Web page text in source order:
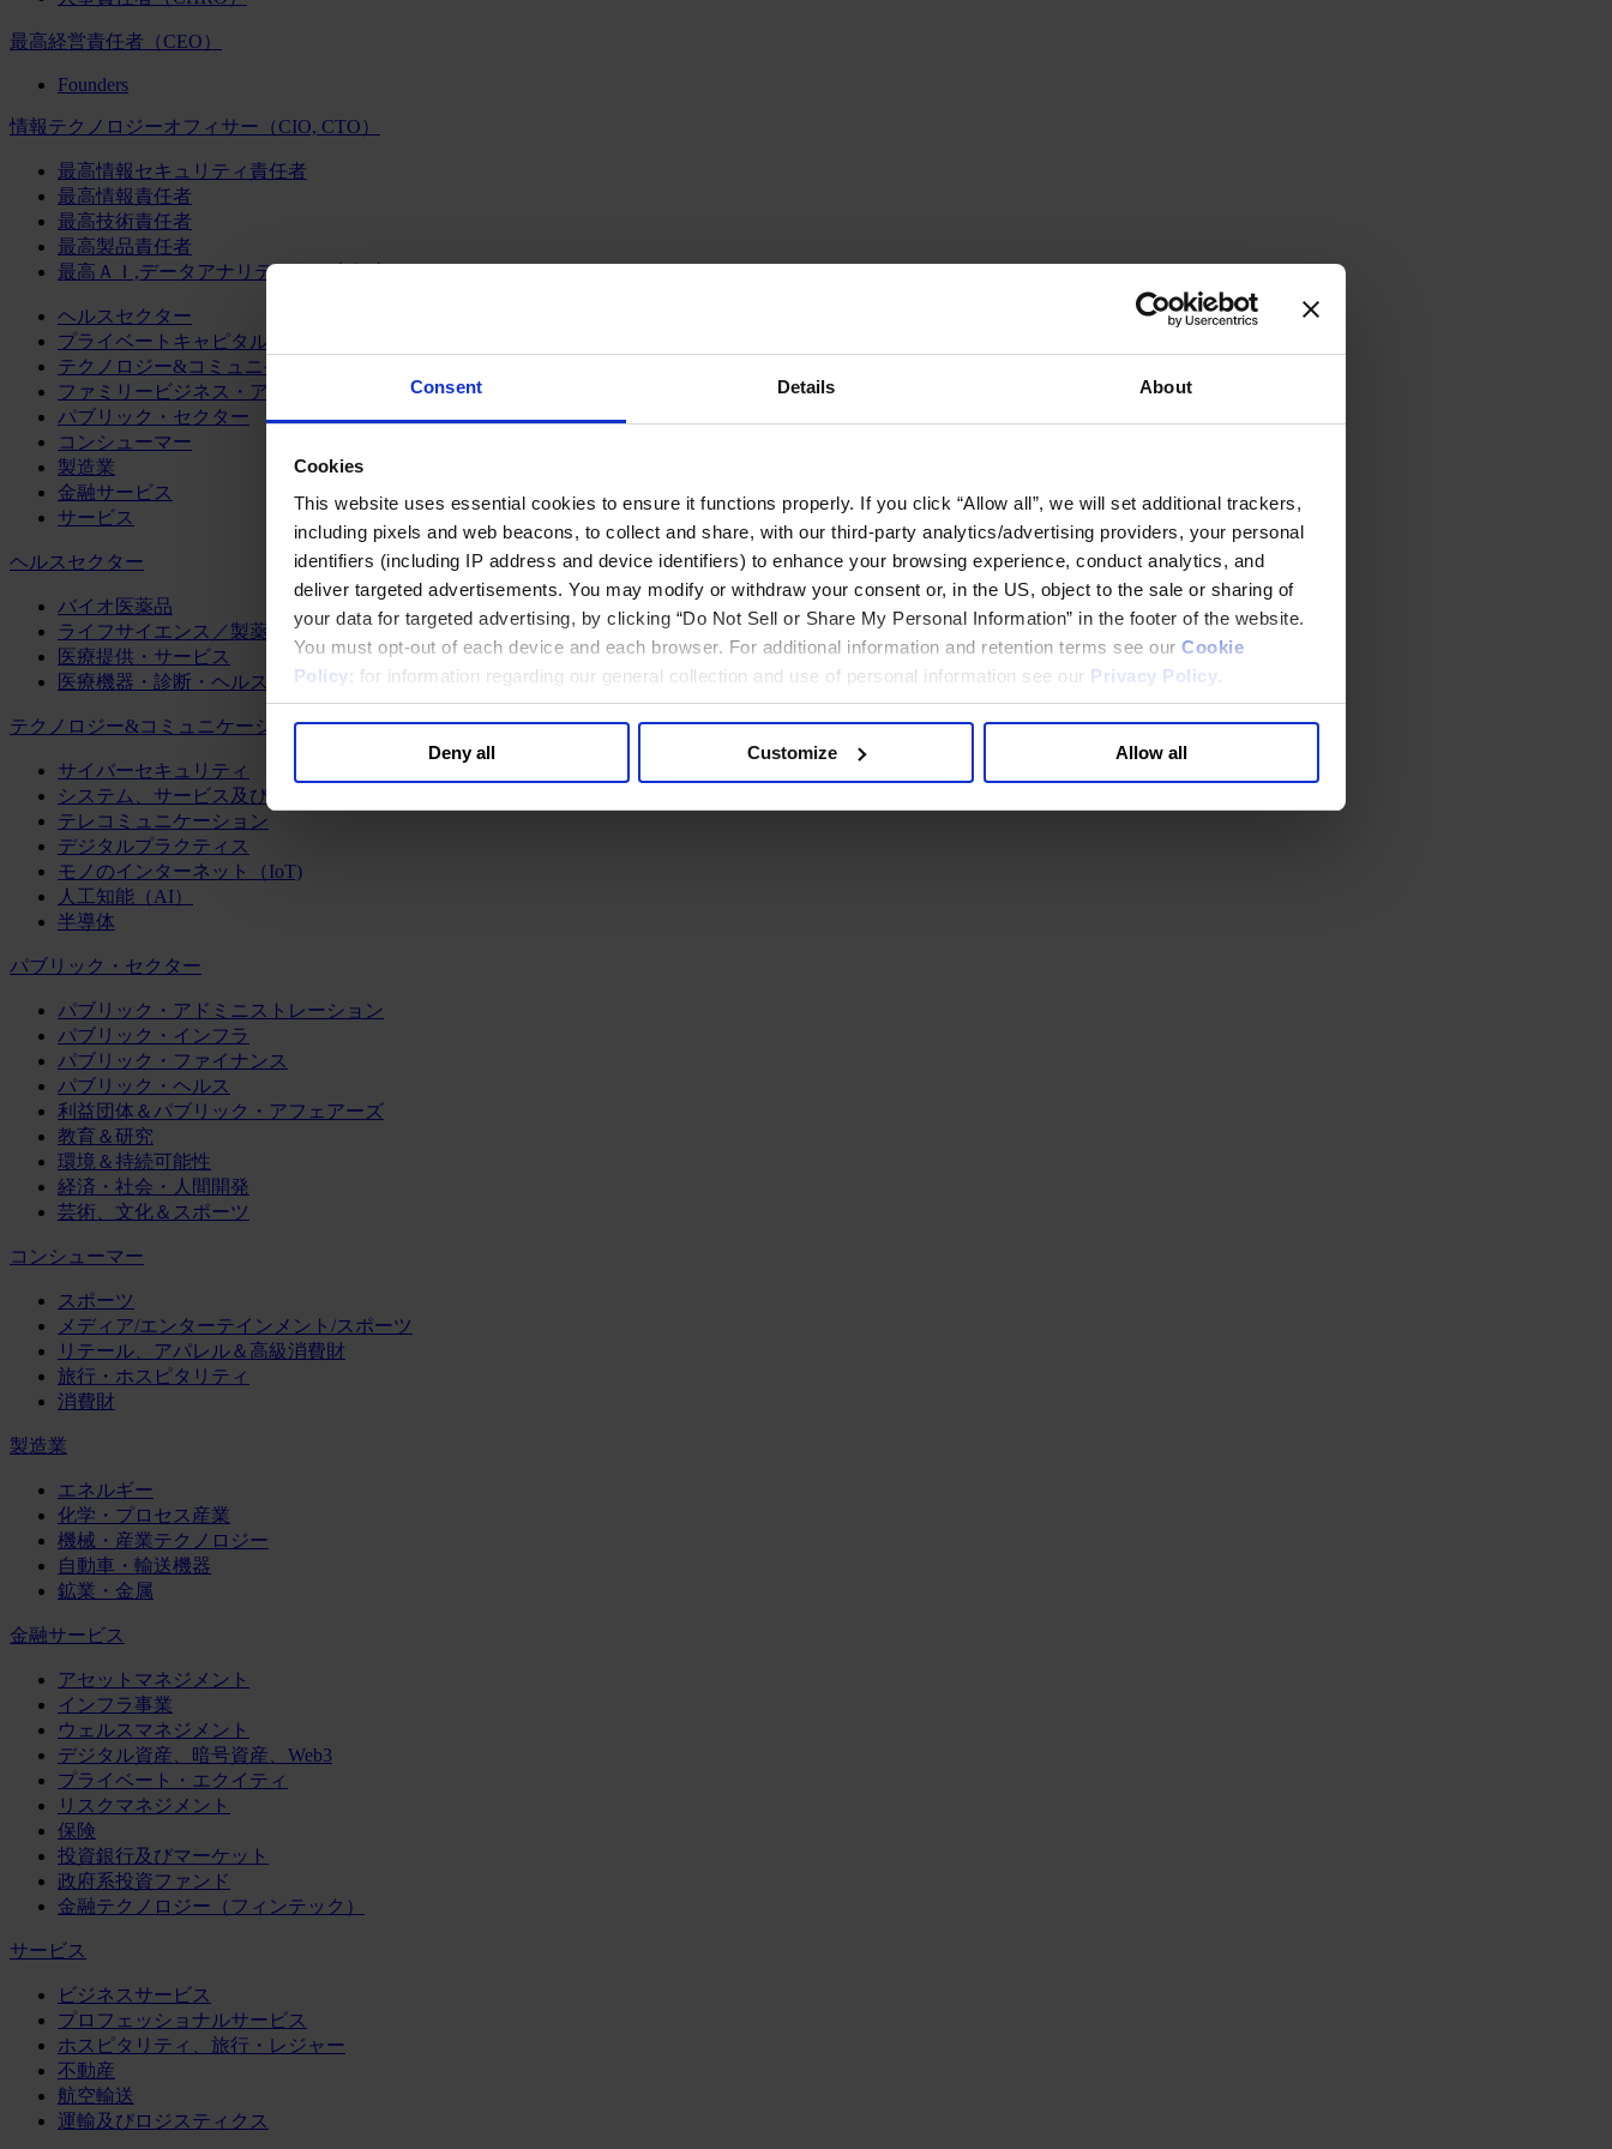
Consent Details About
Cookies
This website uses essential cookies to ensure it functions properly. If you click “Allow all”, we will set additional trackers,
including pixels and web beacons, to collect and share, with our third-party analytics/advertising providers, your personal
identifiers (including IP address and device identifiers) to enhance your browsing experience, conduct analytics, and
deliver targeted advertisements. You may modify or withdraw your consent or, in the US, object to the sale or sharing of
your data for targeted advertising, by clicking “Do Not Sell or Share My Personal Information” in the footer of the website.
You must opt-out of each device and each browser. For additional information and retention terms see our Cookie
Policy; for information regarding our general collection and use of personal information see our Privacy Policy
Deny all Customize Allow all
最高経営責任者（CEO）
Founders
情報テクノロジーオフィサー（CIO, CTO）
最高情報セキュリティ責任者
最高情報責任者
最高技術責任者
最高製品責任者
最高ＡＩ,データアナリティクス責任者
ヘルスセクター
プライベートキャピタル
テクノロジー&コミュニケーション
ファミリービジネス・アドバイザリー
パブリック・セクター
コンシューマー
製造業
金融サービス
サービス
ヘルスセクター
バイオ医薬品
ライフサイエンス／製薬
医療提供・サービス
医療機器・診断・ヘルスケアテクノロジー
テクノロジー&コミュニケーション
サイバーセキュリティ
システム、サービス及びソフトウェア
テレコミュニケーション
デジタルプラクティス
モノのインターネット（IoT)
人工知能（AI）
半導体
パブリック・セクター
パブリック・アドミニストレーション
パブリック・インフラ
パブリック・ファイナンス
パブリック・ヘルス
利益団体＆パブリック・アフェアーズ
教育＆研究
環境＆持続可能性
経済・社会・人間開発
芸術、文化＆スポーツ
コンシューマー
スポーツ
メディア/エンターテインメント/スポーツ
リテール、アパレル＆高級消費財
旅行・ホスピタリティ
消費財
製造業
エネルギー
化学・プロセス産業
機械・産業テクノロジー
自動車・輸送機器
鉱業・金属
金融サービス
アセットマネジメント
インフラ事業
ウェルスマネジメント
デジタル資産、暗号資産、Web3
プライベート・エクイティ
リスクマネジメント
保険
投資銀行及びマーケット
政府系投資ファンド
金融テクノロジー（フィンテック）
サービス
ビジネスサービス
プロフェッショナルサービス
ホスピタリティ、旅行・レジャー
不動産
航空輸送
運輸及びロジスティクス